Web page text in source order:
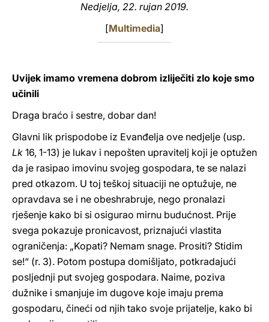
Nedjelja, 22. rujan 2019.
[Multimedia]
Uvijek imamo vremena dobrom izliječiti zlo koje smo
učinili
Draga braćo i sestre, dobar dan!
Glavni lik prispodobe iz Evanđelja ove nedjelje (usp.
Lk 16, 1-13) je lukav i nepošten upravitelj koji je optužen
da je rasipao imovinu svojeg gospodara, te se nalazi
pred otkazom. U toj teškoj situaciji ne optužuje, ne
opravdava se i ne obeshrabruje, nego pronalazi
rješenje kako bi si osigurao mirnu budućnost. Prije
svega pokazuje pronicavost, priznajući vlastita
ograničenja: „Kopati? Nemam snage. Prositi? Stidim
se!“ (r. 3). Potom postupa domišljato, potkradajući
posljednji put svojeg gospodara. Naime, poziva
dužnike i smanjuje im dugove koje imaju prema
gospodaru, čineći od njih tako svoje prijatelje, kako bi